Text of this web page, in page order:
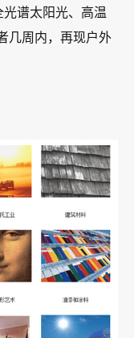
谱太阳光、高温
几周内，再现户外